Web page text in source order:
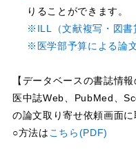
りることができます。
※ILL（文献複写・図書
※医学部予算による論
【データベースの書誌情
医中誌Web、PubMed、
の論文取り寄せ依頼画面に
○方法は こちら(PDF)